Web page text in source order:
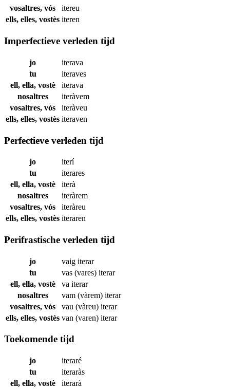
vosaltres, vós
itereu
ells, elles, vostès iteren
Imperfectieve verleden tijd
jo
iterava
tu
iteraves
ell, ella, vostè
iterava
nosaltres
iteràvem
vosaltres, vós
iteràveu
ells, elles, vostès iteraven
Perfectieve verleden tijd
jo
iterí
tu
iterares
ell, ella, vostè
iterà
nosaltres
iteràrem
vosaltres, vós
iteràreu
ells, elles, vostès iteraren
Perifrastische verleden tijd
jo vaig iterar
tu
vas (vares) iterar
ell, ella, vostè
va iterar
nosaltres
vam (vàrem) iterar
vosaltres, vós
vau (vàreu) iterar
ells, elles, vostès van (varen) iterar
Toekomende tijd
jo
iteraré
tu
iteraràs
ell, ella, vostè
iterarà